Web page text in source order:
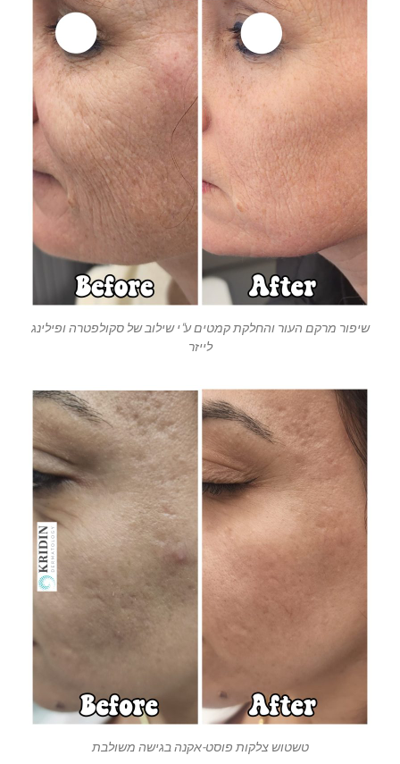
שיפור מרקם העור והחלקת קמטים ע"י שילוב של סקולפטרה ופילינג
לייזר
טשטוש צלקות פוסט-אקנה בגישה משולבת